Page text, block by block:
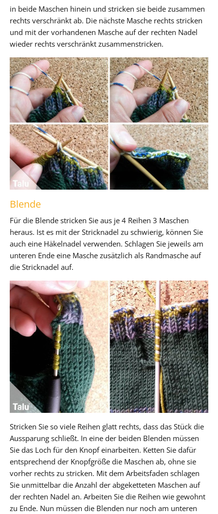
in beide Maschen hinein und stricken sie beide zusammen
rechts verschränkt ab. Die nächste Masche rechts stricken
und mit der vorhandenen Masche auf der rechten Nadel
wieder rechts verschränkt zusammenstricken.
Blende
Für die Blende stricken Sie aus je 4 Reihen 3 Maschen
heraus. Ist es mit der Stricknadel zu schwierig, können Sie
auch eine Häkelnadel verwenden. Schlagen Sie jeweils am
unteren Ende eine Masche zusätzlich als Randmasche auf
die Stricknadel auf.
Stricken Sie so viele Reihen glatt rechts, dass das Stück die
Aussparung schließt. In eine der beiden Blenden müssen
Sie das Loch für den Knopf einarbeiten. Ketten Sie dafür
entsprechend der Knopfgröße die Maschen ab, ohne sie
vorher rechts zu stricken. Mit dem Arbeitsfaden schlagen
Sie unmittelbar die Anzahl der abgeketteten Maschen auf
der rechten Nadel an. Arbeiten Sie die Reihen wie gewohnt
zu Ende. Nun müssen die Blenden nur noch am unteren